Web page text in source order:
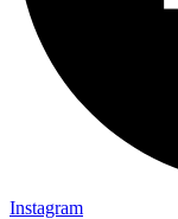
Instagram